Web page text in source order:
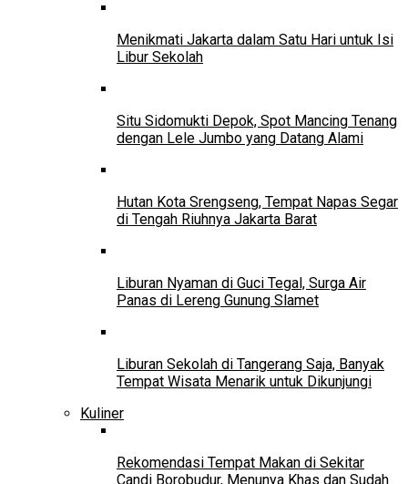
Menikmati Jakarta dalam Satu Hari untuk Isi
Libur Sekolah
Situ Sidomukti Depok, Spot Mancing Tenang
dengan Lele Jumbo yang Datang Alami
Hutan Kota Srengseng, Tempat Napas Segar
di Tengah Riuhnya Jakarta Barat
Liburan Nyaman di Guci Tegal, Surga Air
Panas di Lereng Gunung Slamet
Liburan Sekolah di Tangerang Saja, Banyak
Tempat Wisata Menarik untuk Dikunjungi
Kuliner
Rekomendasi Tempat Makan di Sekitar
Candi Borobudur, Menunya Khas dan Sudah